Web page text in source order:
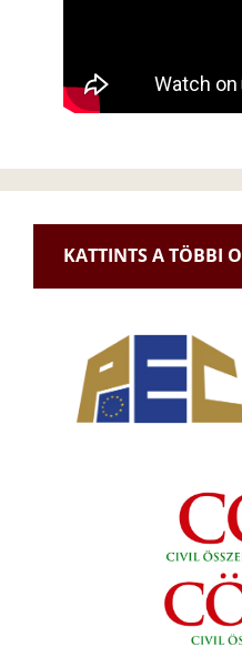
KATTINTS A TÖBBI